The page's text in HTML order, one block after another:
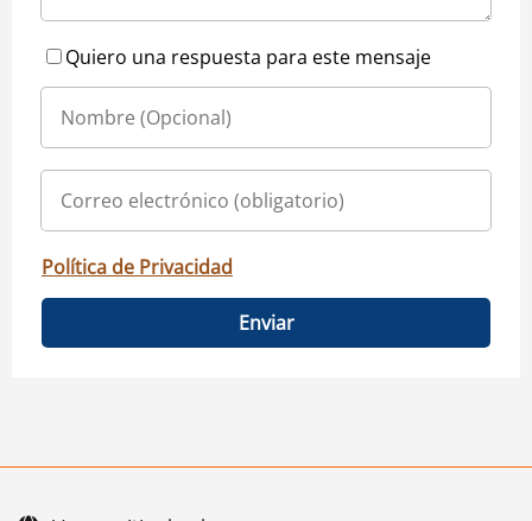
Quiero una respuesta para este mensaje
Política de Privacidad
Enviar